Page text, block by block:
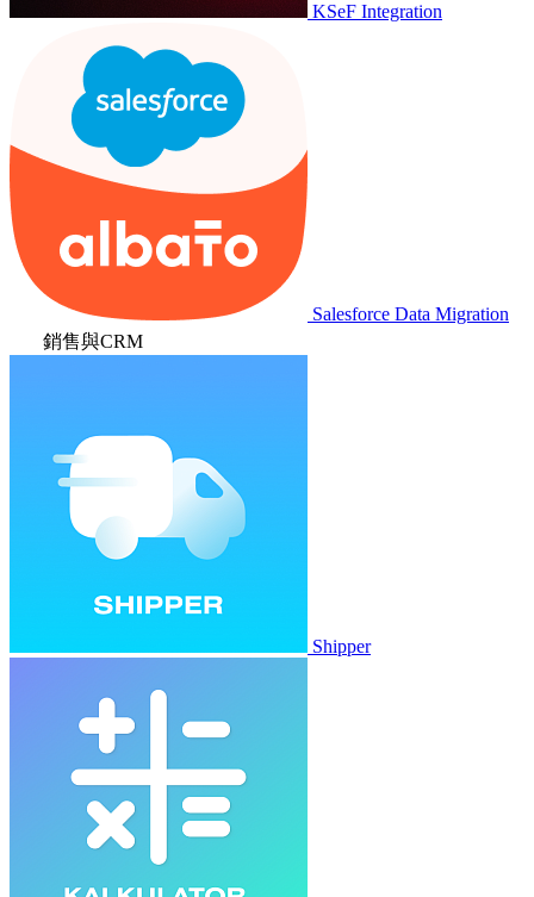
KSeF Integration
Salesforce Data Migration
銷售與CRM
Shipper